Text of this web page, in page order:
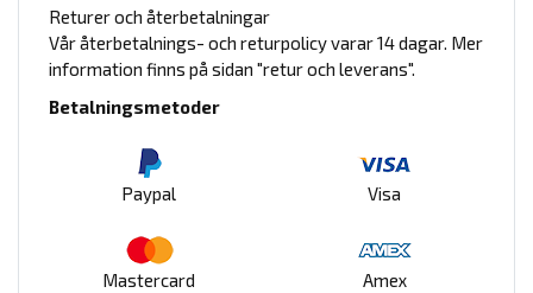
Returer och återbetalningar
Vår återbetalnings- och returpolicy varar 14 dagar. Mer
information finns på sidan "retur och leverans".
Betalningsmetoder
Paypal Visa
Mastercard Amex